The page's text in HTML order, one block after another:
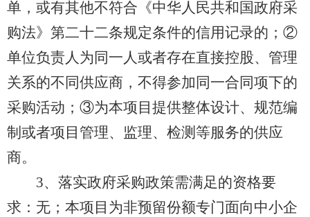
单，或有其他不符合《中华人民共和国政府采
购法》第二十二条规定条件的信用记录的；②
单位负责人为同一人或者存在直接控股、管理
关系的不同供应商，不得参加同一合同项下的
采购活动；③为本项目提供整体设计、规范编
制或者项目管理、监理、检测等服务的供应
商。
3、落实政府采购政策需满足的资格要
求：无；本项目为非预留份额专门面向中小企